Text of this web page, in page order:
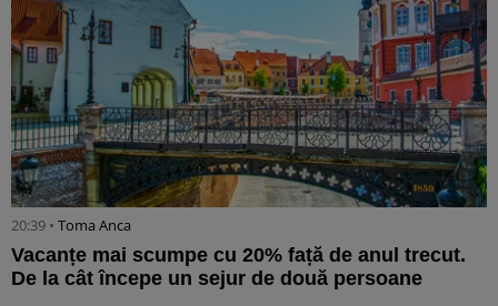
20:39 • Toma Anca
Vacanțe mai scumpe cu 20% față de anul trecut.
De la cât începe un sejur de două persoane